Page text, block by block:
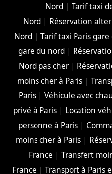
Nord| Tarif taxi
Nord| Réservation
Nord |Tarif taxi Paris gare
gare du nord |
Nord pas cher|
moins cher à Paris |
Paris |Véhicule avec
privé à Paris | Location
personne à Paris|
moins cher à Paris |
France |Transfert
France |Transport à Paris